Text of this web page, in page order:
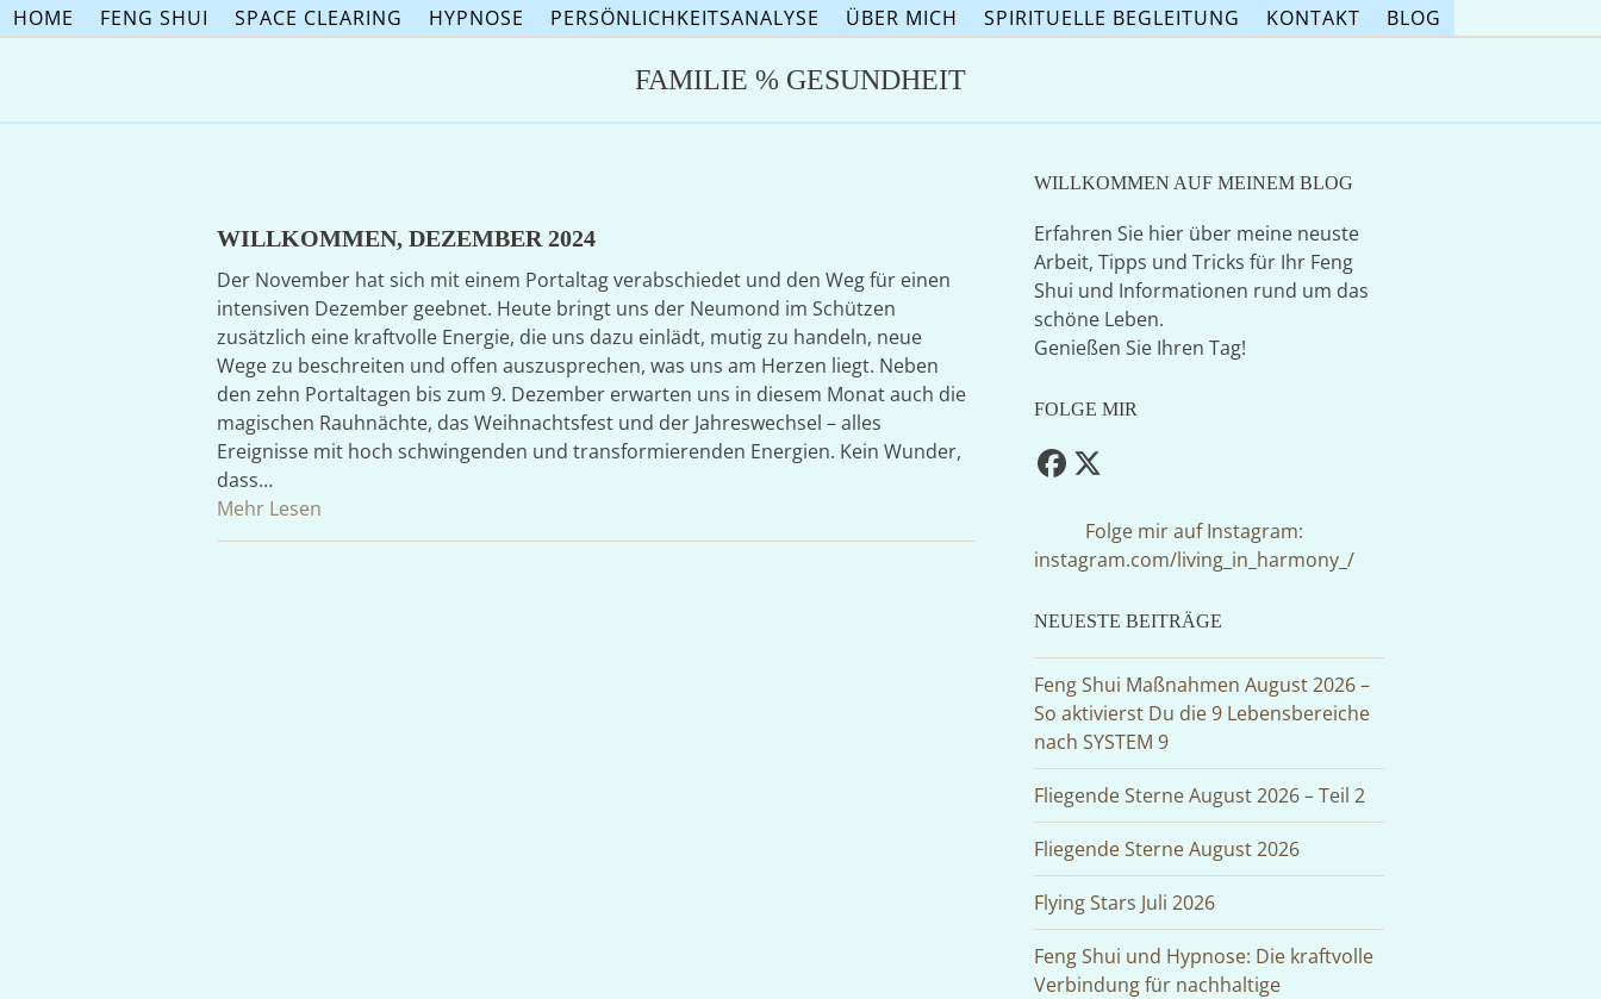
Skip
to
HOME FENG SHUI SPACE CLEARING HYPNOSE PERSÖNLICHKEITSANALYSE ÜBER MICH SPIRITUELLE BEGLEITUNG KONTAKT BLOG
FAMILIE % GESUNDHEIT
WILLKOMMEN, DEZEMBER 2024
Der November hat sich mit einem Portaltag verabschiedet und den Weg für einen
intensiven Dezember geebnet. Heute bringt uns der Neumond im Schützen
zusätzlich eine kraftvolle Energie, die uns dazu einlädt, mutig zu handeln, neue
Wege zu beschreiten und offen auszusprechen, was uns am Herzen liegt. Neben
den zehn Portaltagen bis zum 9. Dezember erwarten uns in diesem Monat auch die
magischen Rauhnächte, das Weihnachtsfest und der Jahreswechsel – alles
Ereignisse mit hoch schwingenden und transformierenden Energien. Kein Wunder,
dass…
Mehr Lesen
WILLKOMMEN AUF MEINEM BLOG
Erfahren Sie hier über meine neuste
Arbeit, Tipps und Tricks für Ihr Feng
Shui und Informationen rund um das
schöne Leben.
Genießen Sie Ihren Tag!
FOLGE MIR
Facebook
Twitter
Folge mir auf Instagram:
instagram.com/living_in_harmony_/
NEUESTE BEITRÄGE
Feng Shui Maßnahmen August 2026 –
So aktivierst Du die 9 Lebensbereiche
nach SYSTEM 9
Fliegende Sterne August 2026 – Teil 2
Fliegende Sterne August 2026
Flying Stars Juli 2026
Feng Shui und Hypnose: Die kraftvolle
Verbindung für nachhaltige